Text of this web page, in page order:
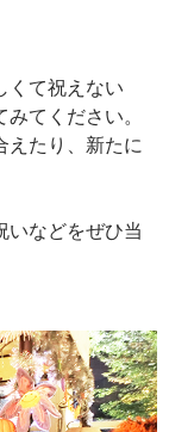
くて祝えない
てください。
えたり、新たに
いなどをぜひ当